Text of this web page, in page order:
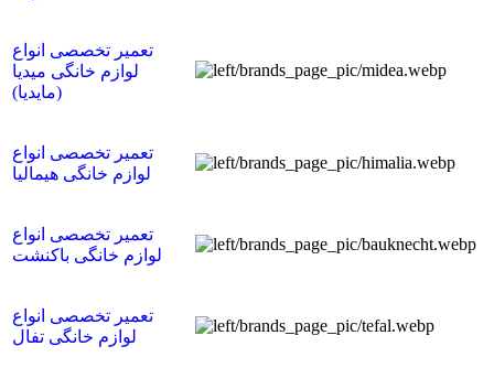
تعمیر تخصصی انواع
لوازم خانگی میدیا
(مایدیا)
تعمیر تخصصی انواع
لوازم خانگی هیمالیا
تعمیر تخصصی انواع
لوازم خانگی باکنشت
تعمیر تخصصی انواع
لوازم خانگی تفال